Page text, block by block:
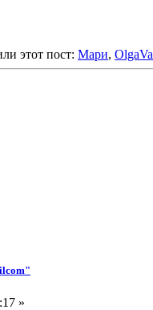
этот пост: Мари,
»